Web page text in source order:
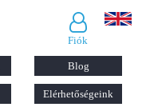
Fiók
Blog
Elérhetőségeink